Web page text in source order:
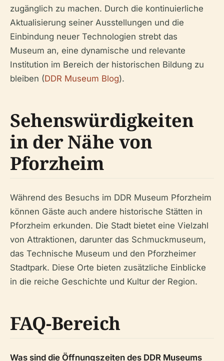
zugänglich zu machen. Durch die kontinuierliche
Aktualisierung seiner Ausstellungen und die
Einbindung neuer Technologien strebt das
Museum an, eine dynamische und relevante
Institution im Bereich der historischen Bildung zu
bleiben (DDR Museum Blog).
Sehenswürdigkeiten
in der Nähe von
Pforzheim
Während des Besuchs im DDR Museum Pforzheim
können Gäste auch andere historische Stätten in
Pforzheim erkunden. Die Stadt bietet eine Vielzahl
von Attraktionen, darunter das Schmuckmuseum,
das Technische Museum und den Pforzheimer
Stadtpark. Diese Orte bieten zusätzliche Einblicke
in die reiche Geschichte und Kultur der Region.
FAQ-Bereich
Was sind die Öffnungszeiten des DDR Museums